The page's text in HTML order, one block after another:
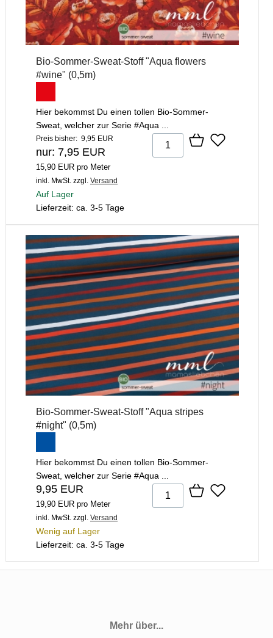
Bio-Sommer-Sweat-Stoff "Aqua flowers
#wine" (0,5m)
Hier bekommst Du einen tollen Bio-Sommer-
Sweat, welcher zur Serie #Aqua ...
Preis bisher: 9,95 EUR
nur: 7,95 EUR
15,90 EUR pro Meter
inkl. MwSt. zzgl. Versand
Auf Lager
Lieferzeit: ca. 3-5 Tage
Bio-Sommer-Sweat-Stoff "Aqua stripes
#night" (0,5m)
Hier bekommst Du einen tollen Bio-Sommer-
Sweat, welcher zur Serie #Aqua ...
9,95 EUR
19,90 EUR pro Meter
inkl. MwSt. zzgl. Versand
Wenig auf Lager
Lieferzeit: ca. 3-5 Tage
Mehr über...